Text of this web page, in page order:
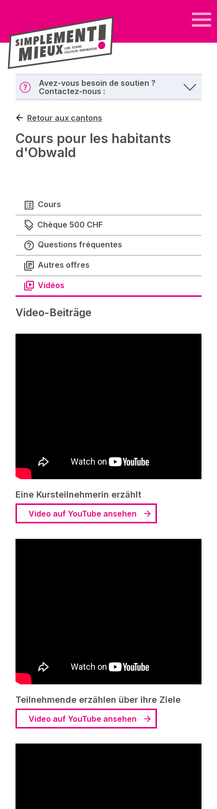
Avez-vous besoin de soutien ?
Contactez-nous :
Retour aux cantons
Cours pour les habitants
d'Obwald
Cours
Chèque 500 CHF
Questions fréquentes
Autres offres
Vidéos
Video-Beiträge
Eine Kursteilnehmerin erzählt
Video auf YouTube ansehen
Teilnehmende erzählen über ihre Ziele
Video auf YouTube ansehen